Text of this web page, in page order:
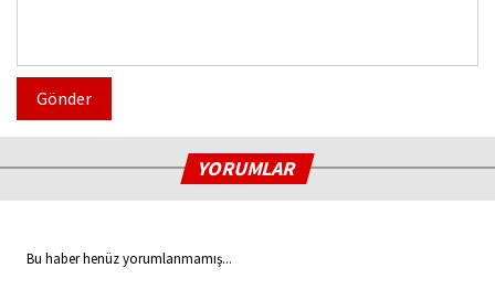
Gönder
YORUMLAR
Bu haber henüz yorumlanmamış...